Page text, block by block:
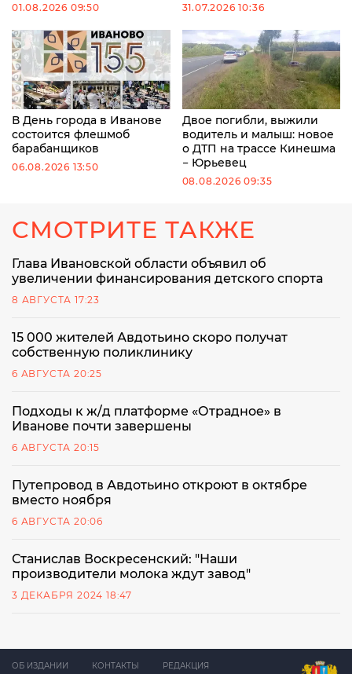
01.08.2026 09:50 31.07.2026 10:36
В День города в Иванове
состоится флешмоб
барабанщиков
06.08.2026 13:50
Двое погибли, выжили
водитель и малыш: новое
о ДТП на трассе Кинешма
− Юрьевец
08.08.2026 09:35
СМОТРИТЕ ТАКЖЕ
Глава Ивановской области объявил об
увеличении финансирования детского спорта
8 АВГУСТА 17:23
15 000 жителей Авдотьино скоро получат
собственную поликлинику
6 АВГУСТА 20:25
Подходы к ж/д платформе «Отрадное» в
Иванове почти завершены
6 АВГУСТА 20:15
Путепровод в Авдотьино откроют в октябре
вместо ноября
6 АВГУСТА 20:06
Станислав Воскресенский: "Наши
производители молока ждут завод"
3 ДЕКАБРЯ 2024 18:47
ОБ ИЗДАНИИ КОНТАКТЫ РЕДАКЦИЯ